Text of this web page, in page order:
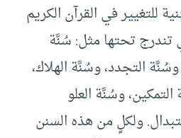
للتغيير في القرآن الكريم
تندرج تحتها مثل: سُنَّة
التجدد، وسُنَّة الهلاك،
وسُنَّة العلو
ولكلٍ من هذه السنن